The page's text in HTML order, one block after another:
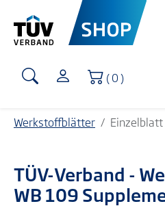
Warenkorb
( 0 )
Werkstoffblätter Einzelblatt
TÜV-Verband -
WB 109